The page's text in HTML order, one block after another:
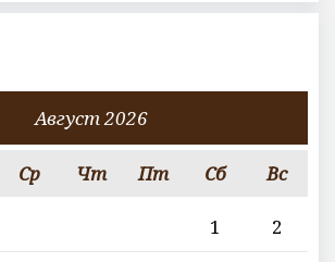
Август 2026
Ср Чт Пт Сб Вс
1
2